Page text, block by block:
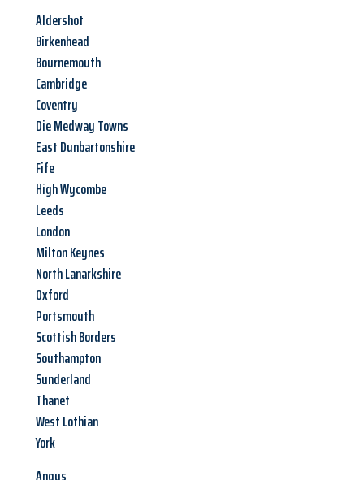
Aldershot
Birkenhead
Bournemouth
Cambridge
Coventry
Die Medway Towns
East Dunbartonshire
Fife
High Wycombe
Leeds
London
Milton Keynes
North Lanarkshire
Oxford
Portsmouth
Scottish Borders
Southampton
Sunderland
Thanet
West Lothian
York